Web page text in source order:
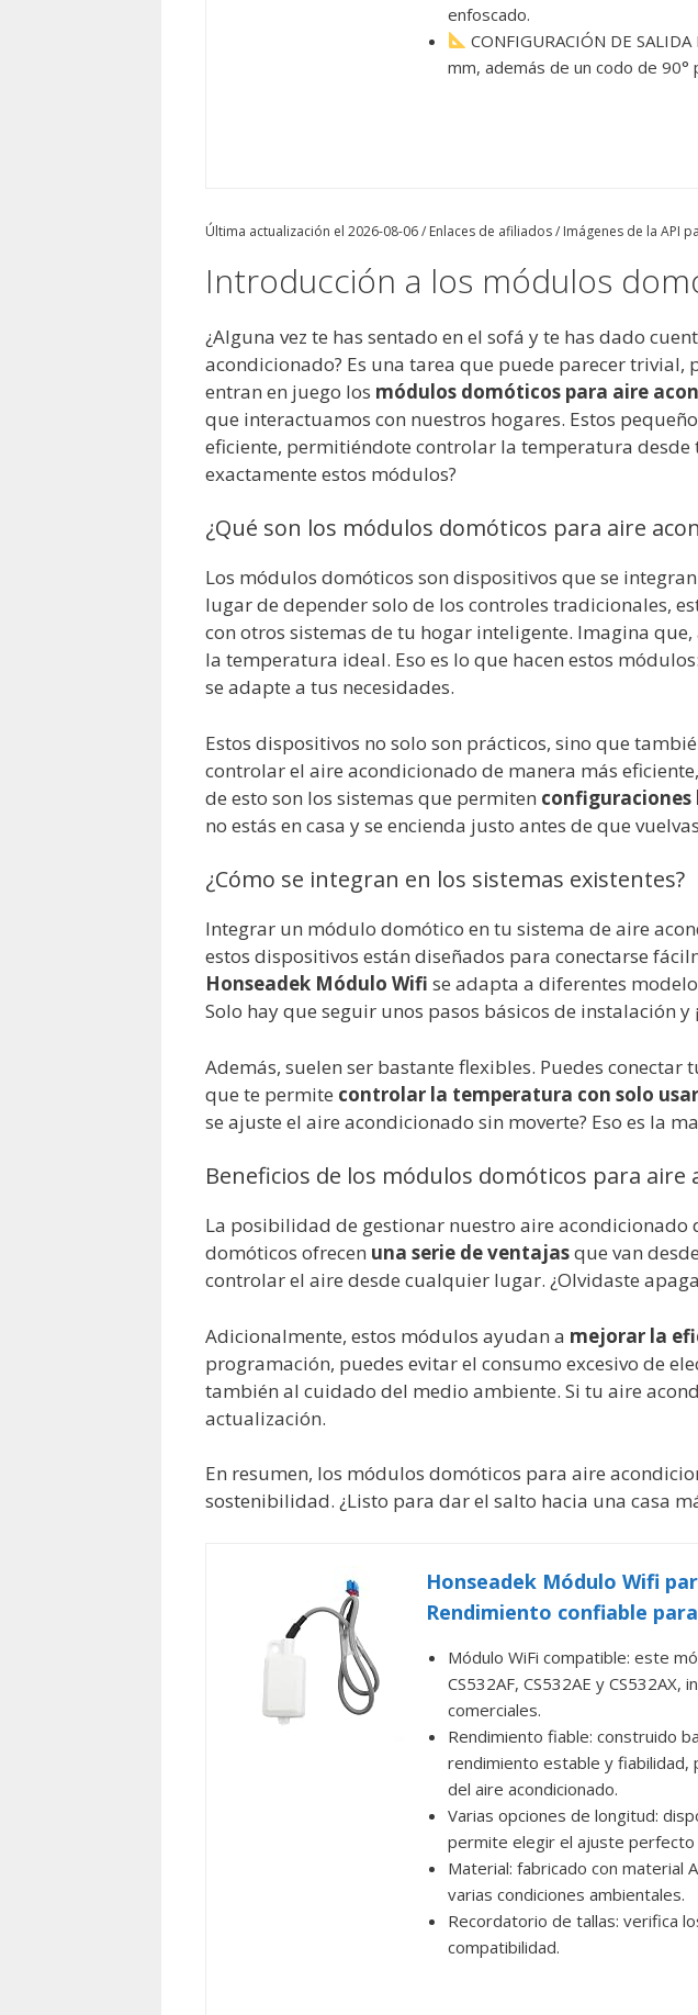
enfoscado.
CONFIGURACIÓN DE
mm, además de un codo de
Última actualización el 2026-08-06 / Enlaces de afiliados / Imágenes de la API
Introducción a los módulos
¿Alguna vez te has sentado en el sofá y te has dado
acondicionado? Es una tarea que puede parecer
entran en juego los módulos domóticos para aire
que interactuamos con nuestros hogares. Estos
eficiente, permitiéndote controlar la temperatura desde
exactamente estos módulos?
¿Qué son los módulos domóticos para aire
Los módulos domóticos son dispositivos que se
lugar de depender solo de los controles tradicionales,
con otros sistemas de tu hogar inteligente. Imagina
la temperatura ideal. Eso es lo que hacen estos módulos:
se adapte a tus necesidades.
Estos dispositivos no solo son prácticos, sino que
controlar el aire acondicionado de manera más
de esto son los sistemas que permiten configuraciones
no estás en casa y se encienda justo antes de que
¿Cómo se integran en los sistemas existentes?
Integrar un módulo domótico en tu sistema de aire
estos dispositivos están diseñados para conectarse
Honseadek Módulo Wifi se adapta a diferentes
Solo hay que seguir unos pasos básicos de instalación y
Además, suelen ser bastante flexibles. Puedes
que te permite controlar la temperatura con solo
se ajuste el aire acondicionado sin moverte? Eso es la
Beneficios de los módulos domóticos para aire
La posibilidad de gestionar nuestro aire
domóticos ofrecen una serie de ventajasque van
controlar el aire desde cualquier lugar. ¿Olvidaste
Adicionalmente, estos módulos ayudan a mejorar la
programación, puedes evitar el consumo excesivo de
también al cuidado del medio ambiente. Si tu aire
actualización.
En resumen, los módulos domóticos para aire
sostenibilidad. ¿Listo para dar el salto hacia una casa
Honseadek Módulo Wifi
Rendimiento confiable
Módulo WiFi compatible: este
CS532AF, CS532AE y
comerciales.
Rendimiento fiable: construido
rendimiento estable y fiabilidad,
del aire acondicionado.
Varias opciones de longitud:
permite elegir el ajuste perfecto
Material: fabricado con material
varias condiciones ambientales.
Recordatorio de tallas: verifica
compatibilidad.